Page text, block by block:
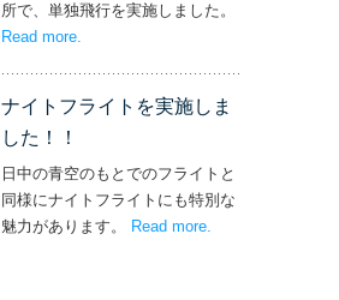
所で、単独飛行を実施しました。
Read more– ‘単独飛行を実施しました！’
.
ナイトフライトを実施しま
した！！
日中の青空のもとでのフライトと
同様にナイトフライトにも特別な
魅力があります。 Read more